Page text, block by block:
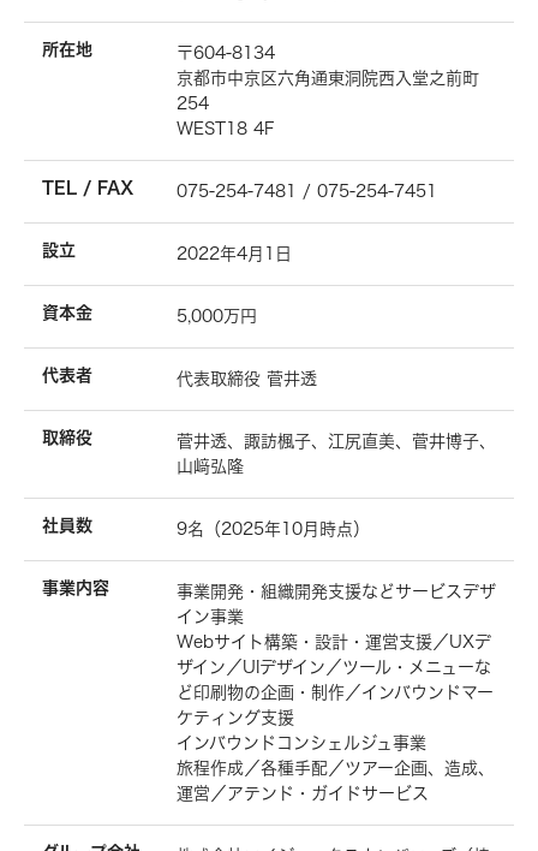
所在地
〒604-8134
京都市中京区六角通東洞院西入堂之前町
254
WEST18 4F
TEL / FAX 075-254-7481 / 075-254-7451
設立 2022年4月1日
資本金 5,000万円
代表者 代表取締役 菅井透
取締役
菅井透、諏訪楓子、江尻直美、菅井博子、
山﨑弘隆
社員数 9名（2025年10月時点）
事業内容
事業開発・組織開発支援などサービスデザ
イン事業
Webサイト構築・設計・運営支援／UXデ
ザイン／UIデザイン／ツール・メニューな
ど印刷物の企画・制作／インバウンドマー
ケティング支援
インバウンドコンシェルジュ事業
旅程作成／各種手配／ツアー企画、造成、
運営／アテンド・ガイドサービス